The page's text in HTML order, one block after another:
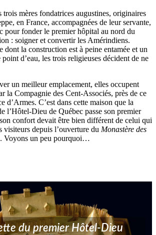
mères fondatrices augustines, originaires
en France, accompagnées de leur servante,
pour fonder le premier hôpital au nord du
: soigner et convertir les Amérindiens.
dont la construction est à peine entamée et un
d’eau, les trois religieuses décident de ne
un meilleur emplacement, elles occupent
la Compagnie des Cent-Associés, près de ce
d’Armes. C’est dans cette maison que la
l’Hôtel-Dieu de Québec passe son premier
confort devait être bien différent de celui qui
visiteurs depuis l’ouverture du Monastère des
Voyons un peu pourquoi…
du premier Hôtel-Dieu